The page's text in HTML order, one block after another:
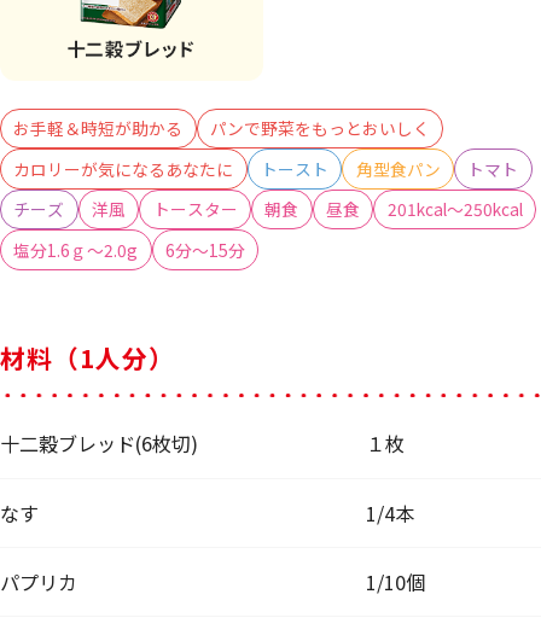
お手軽＆時短が助かる
パンで野菜をもっとおいしく
カロリーが気になるあなたに
トースト 角型食パン
トマト
チーズ
洋風 トースター 朝食 昼食
201kcal～250kcal
塩分1.6ｇ～2.0g
6分～15分
材料（1人分）
十二穀ブレッド(6枚切) １枚
なす 1/4本
パプリカ 1/10個